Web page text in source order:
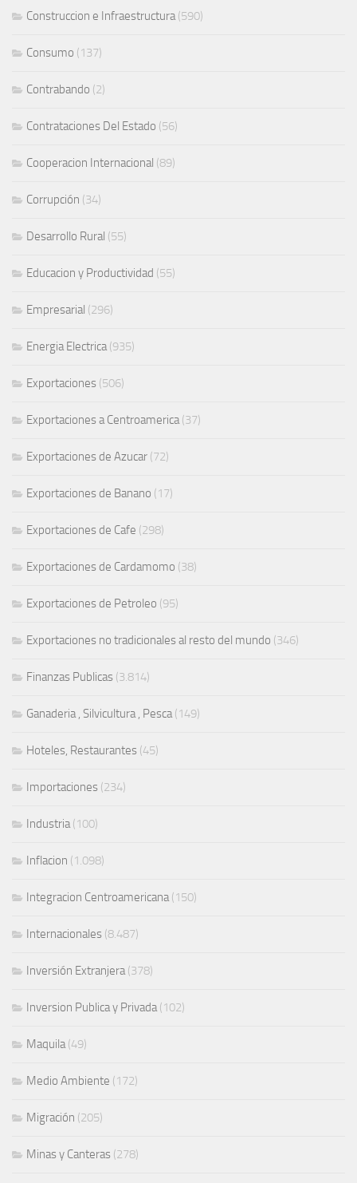
Construccion e Infraestructura(590)
Consumo (137)
Contrabando (2)
Contrataciones Del Estado (56)
Cooperacion Internacional (89)
Corrupción (34)
Desarrollo Rural (55)
Educacion y Productividad (55)
Empresarial (296)
Energia Electrica(935)
Exportaciones (506)
Exportaciones a Centroamerica(37)
Exportaciones de Azucar (72)
Exportaciones de Banano (17)
Exportaciones de Cafe (298)
Exportaciones de Cardamomo (38)
Exportaciones de Petroleo (95)
Exportaciones no tradicionales al resto del mundo (346)
Finanzas Publicas (3.814)
Ganaderia , Silvicultura , Pesca(149)
Hoteles, Restaurantes (45)
Importaciones (234)
Industria(100)
Inflacion (1.098)
Integracion Centroamericana(150)
Internacionales (8.487)
Inversión Extranjera(378)
Inversion Publica y Privada(102)
Maquila(49)
Medio Ambiente (172)
Migración (205)
Minas y Canteras (278)